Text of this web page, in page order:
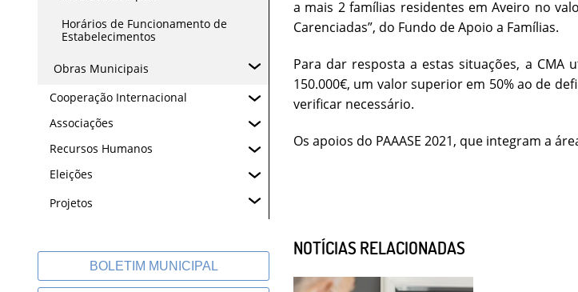
Horários de Funcionamento de
Estabelecimentos
Obras Municipais
Cooperação Internacional
Associações
Recursos Humanos
Eleições
Projetos
BOLETIM MUNICIPAL
a mais 2 famílias residentes em Aveiro no
Carenciadas”, do Fundo de Apoio a Famílias.
Para dar resposta a estas situações, a
150.000€, um valor superior em 50% ao de
verificar necessário.
Os apoios do PAAASE 2021, que integram a
NOTÍCIAS RELACIONADAS